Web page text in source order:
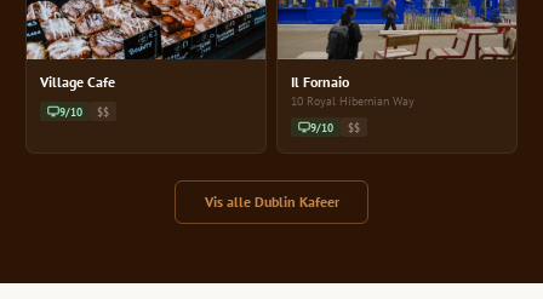
Village Cafe
9/10 $$
Il Fornaio
10 Royal Hibernian Way
9/10 $$
Vis alle Dublin Kafeer